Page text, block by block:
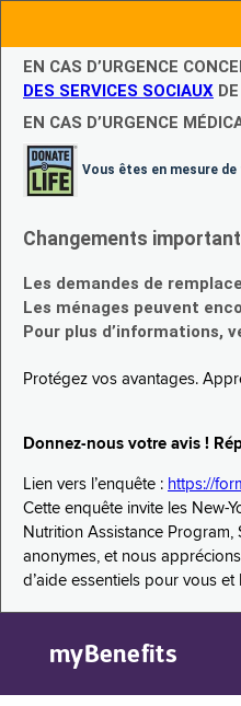
EN CAS D’URGENCE
DES SERVICES SOCIAUX
EN CAS D’URGENCE
Vous êtes en mesure
Changements
Les demandes de
Les ménages peuvent
Pour plus d’informations,
Protégez vos avantages.
Donnez-nous votre avis !
Lien vers l’enquête : https://
Cette enquête invite les New-
Nutrition Assistance Program,
anonymes, et nous
d’aide essentiels pour vous et
myBenefits